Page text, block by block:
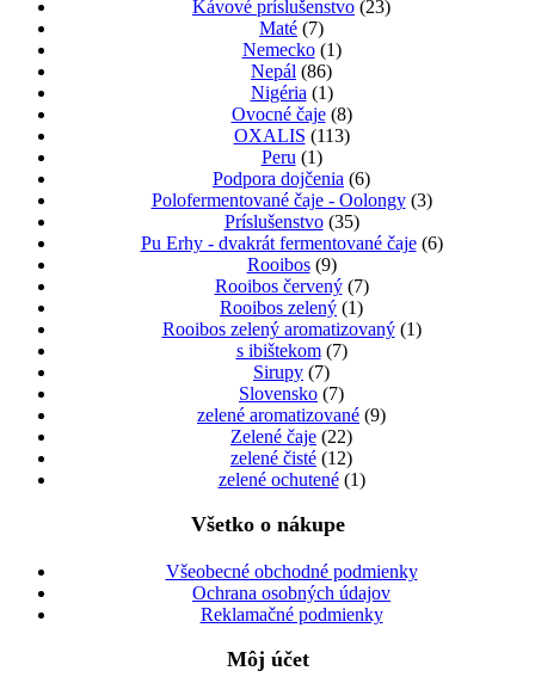
Kávové príslušenstvo (23)
Maté (7)
Nemecko (1)
Nepál (86)
Nigéria (1)
Ovocné čaje (8)
OXALIS (113)
Peru (1)
Podpora dojčenia (6)
Polofermentované čaje - Oolongy (3)
Príslušenstvo (35)
Pu Erhy - dvakrát fermentované čaje (6)
Rooibos (9)
Rooibos červený (7)
Rooibos zelený (1)
Rooibos zelený aromatizovaný (1)
s ibištekom (7)
Sirupy (7)
Slovensko (7)
zelené aromatizované (9)
Zelené čaje (22)
zelené čisté (12)
zelené ochutené (1)
Všetko o nákupe
Všeobecné obchodné podmienky
Ochrana osobných údajov
Reklamačné podmienky
Môj účet